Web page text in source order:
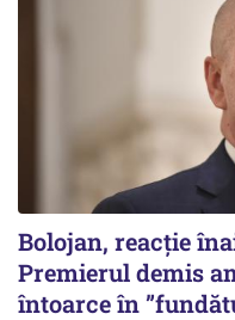
Bolojan, reacție
Premierul demis
întoarce în